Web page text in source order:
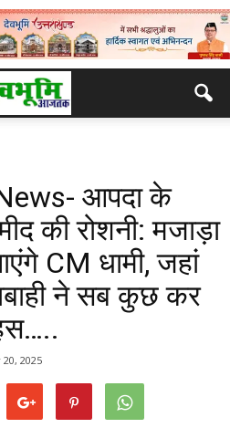
आपदा के
की रोशनी: मजाड़ा
CM धामी, जहां
ने सब कुछ कर
2025